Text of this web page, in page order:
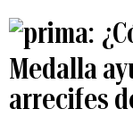
Medalla
arrecifes